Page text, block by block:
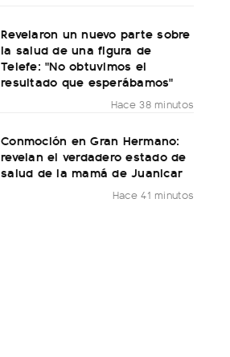
Revelaron un nuevo parte sobre
la salud de una figura de
Telefe: "No obtuvimos el
resultado que esperábamos"
Hace 38 minutos
Conmoción en Gran Hermano:
revelan el verdadero estado de
salud de la mamá de Juanicar
Hace 41 minutos